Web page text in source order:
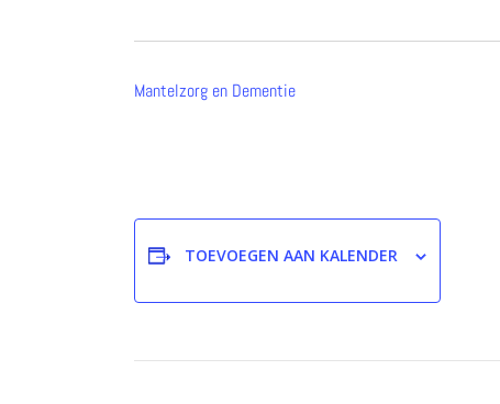
Mantelzorg en Dementie
TOEVOEGEN AAN KALENDER